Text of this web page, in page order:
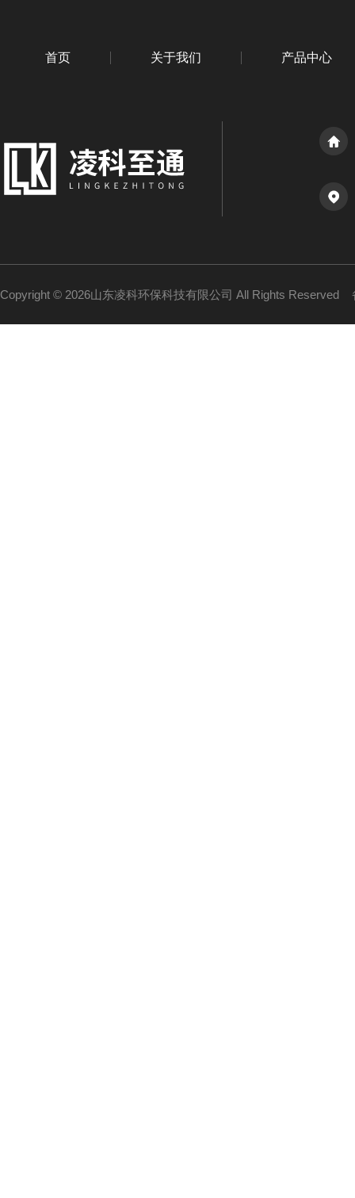
首页 关于我们 产品中心
Copyright © 2026山东凌科环保科技有限公司 All Rights Reserved